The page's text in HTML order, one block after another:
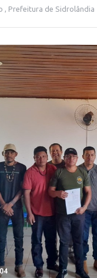
, Prefeitura de Sidrolândia